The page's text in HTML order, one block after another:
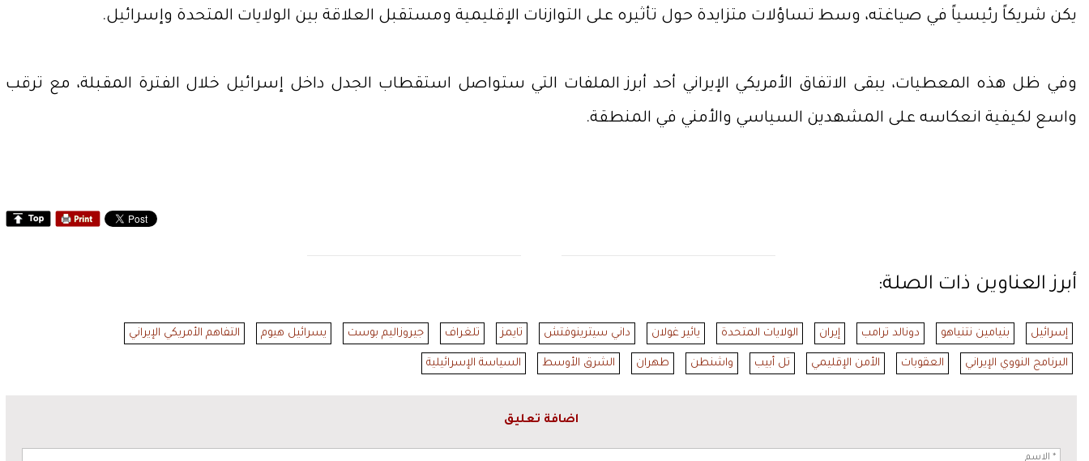
يكن شريكاً رئيسياً في صياغته، وسط تساؤلات متزايدة حول تأثيره على التوازنات الإقليمية ومستقبل العلاقة بين الولايات المتحدة وإسرائيل.
وفي ظل هذه المعطيات، يبقى الاتفاق الأمريكي الإيراني أحد أبرز الملفات التي ستواصل استقطاب الجدل داخل إسرائيل خلال الفترة المقبلة، مع ترقب
واسع لكيفية انعكاسه على المشهدين السياسي والأمني في المنطقة.
أبرز العناوين ذات الصلة:
إسرائيل بنيامين نتنياهو دونالد ترامب إيران الولايات المتحدة يائير غولان داني سيترينوفتش تايمز تلغراف جيروزاليم بوست يسرائيل هيوم التفاهم الأمريكي الإيراني
البرنامج النووي الإيراني العقوبات الأمن الإقليمي تل أبيب واشنطن طهران الشرق الأوسط السياسة الإسرائيلية
اضافة تعليق